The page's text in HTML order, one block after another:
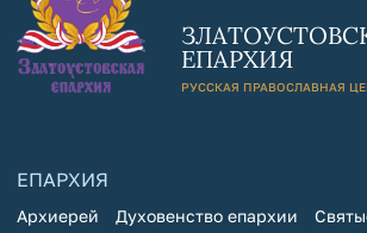
ЕПАРХИЯ
РУССКАЯ ПРАВОСЛАВНАЯ
ЕПАРХИЯ
Архиерей Духовенство епархии